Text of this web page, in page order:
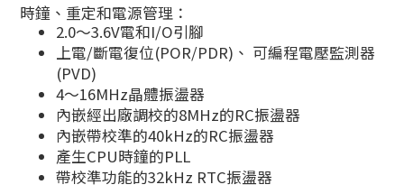
時鐘、重定和電源管理：
2.0～3.6V電和I/O引腳
上電/斷電復位(POR/PDR)、 可編程電壓監測器
(PVD)
4～16MHz晶體振盪器
內嵌經出廠調校的8MHz的RC振盪器
內嵌帶校準的40kHz的RC振盪器
產生CPU時鐘的PLL
帶校準功能的32kHz RTC振盪器